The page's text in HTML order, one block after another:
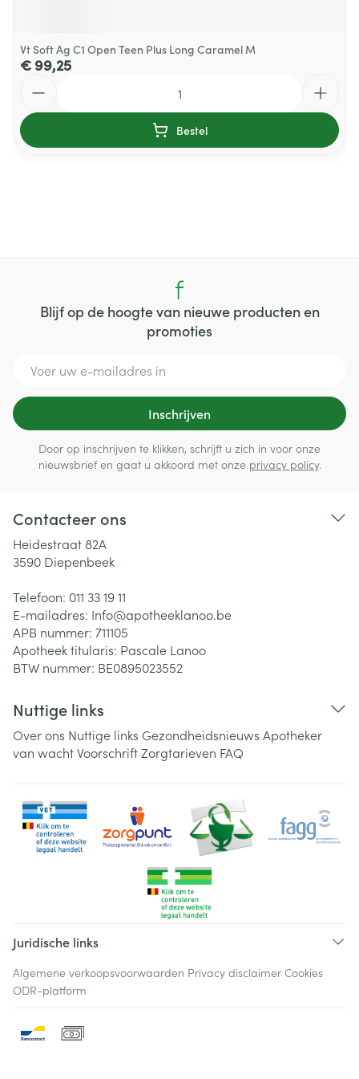
Vt Soft Ag C1 Open Teen Plus Long Caramel M
€ 99,25
Bestel
Blijf op de hoogte van nieuwe producten en
promoties
Inschrijven
Door op inschrijven te klikken, schrijft u zich in voor onze
nieuwsbrief en gaat u akkoord met onze privacy policy.
Contacteer ons
Heidestraat 82A
3590 Diepenbeek
Telefoon: 011 33 19 11
E-mailadres: Info@apotheeklanoo.be
APB nummer: 711105
Apotheek titularis: Pascale Lanoo
BTW nummer: BE0895023552
Nuttige links
Over ons Nuttige links Gezondheidsnieuws Apotheker
van wachtVoorschriftZorgtarieven FAQ
Juridische links
Algemene verkoopsvoorwaarden Privacy disclaimer Cookies
ODR-platform